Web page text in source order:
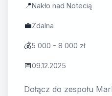
📍Nakło nad Notecią
💼Zdalna
💰5 000 - 8 000 zł
📅09.12.2025
Dołącz do zespołu